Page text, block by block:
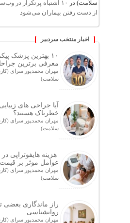
سلامت) در
۱۰ اشتباه پرتکرار در
از دست رفتن بیماران می‌شود
اخبار منتخب سردبیر
۱۰ بهترین پزشک
معرفی برترین
مهران محمدپور سرای
سلامت)
آیا جراحی های
خطرناک هستند؟
مهران محمدپور سرای
سلامت)
هزینه هایفوتراپی
عوامل موثر بر قیمت
مهران محمدپور سرای
سلامت)
راز ماندگاری بعضی
روانشناسی
مهران محمدپور سرای